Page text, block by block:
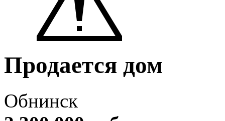
Продается дом
Обнинск